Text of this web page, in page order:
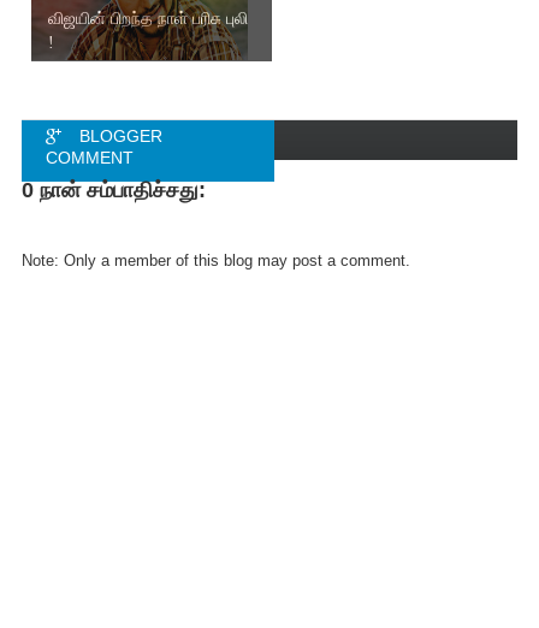
விஜயின் பிறந்த நாள் பரிசு புலி
!
BLOGGER
COMMENT
FACEBOOK
0 நான் சம்பாதிச்சது:
Note: Only a member of this blog may post a comment.